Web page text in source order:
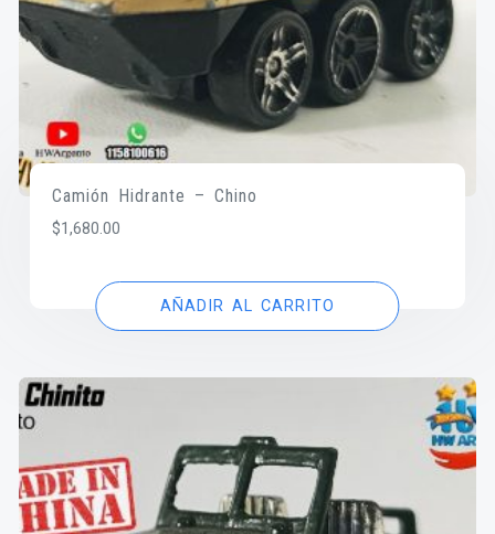
Camión Hidrante – Chino
$1,680.00
AÑADIR AL CARRITO